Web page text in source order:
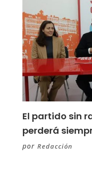
El partido sin
perderá
por Redacción